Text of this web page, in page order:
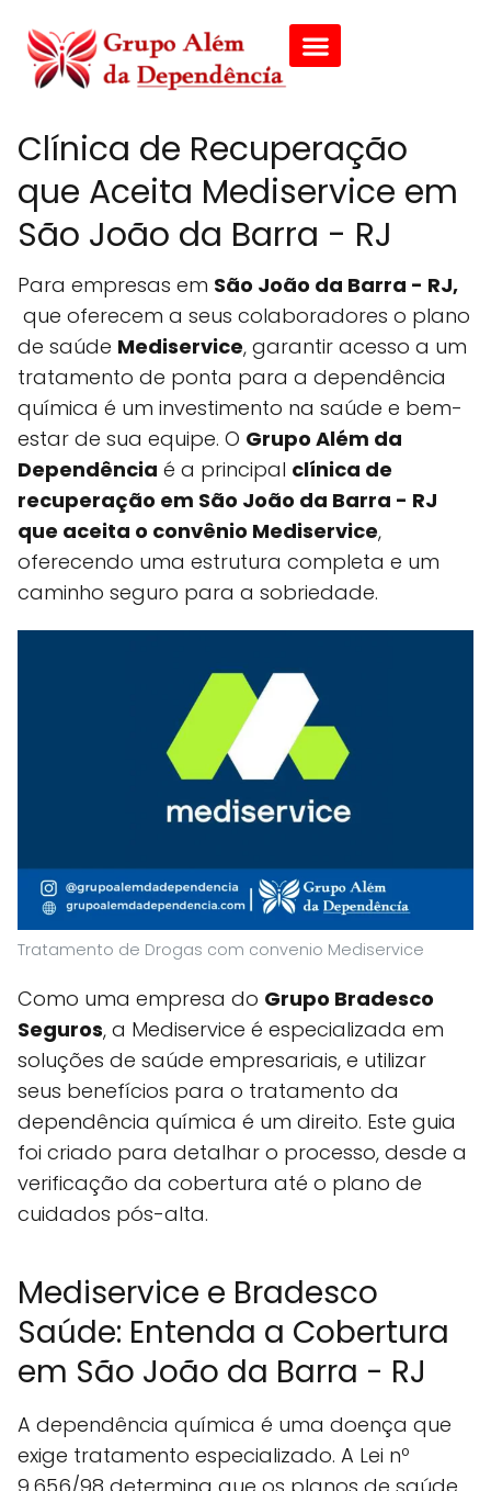
Clínica de Recuperação
que Aceita Mediservice em
São João da Barra - RJ
Para empresas em São João da Barra - RJ,
que oferecem a seus colaboradores o plano
de saúde Mediservice, garantir acesso a um
tratamento de ponta para a dependência
química é um investimento na saúde e bem-
estar de sua equipe. O Grupo Além da
Dependência é a principal clínica de
recuperação em São João da Barra - RJ
que aceita o convênio Mediservice,
oferecendo uma estrutura completa e um
caminho seguro para a sobriedade.
Tratamento de Drogas com convenio Mediservice
Como uma empresa do Grupo Bradesco
Seguros, a Mediservice é especializada em
soluções de saúde empresariais, e utilizar
seus benefícios para o tratamento da
dependência química é um direito. Este guia
foi criado para detalhar o processo, desde a
verificação da cobertura até o plano de
cuidados pós-alta.
Mediservice e Bradesco
Saúde: Entenda a Cobertura
em São João da Barra - RJ
A dependência química é uma doença que
exige tratamento especializado. A Lei nº